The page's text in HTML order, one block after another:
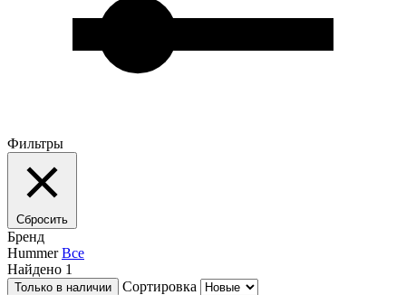
Фильтры
Сбросить
Бренд
Hummer Все
Найдено 1
Только в наличии Сортировка